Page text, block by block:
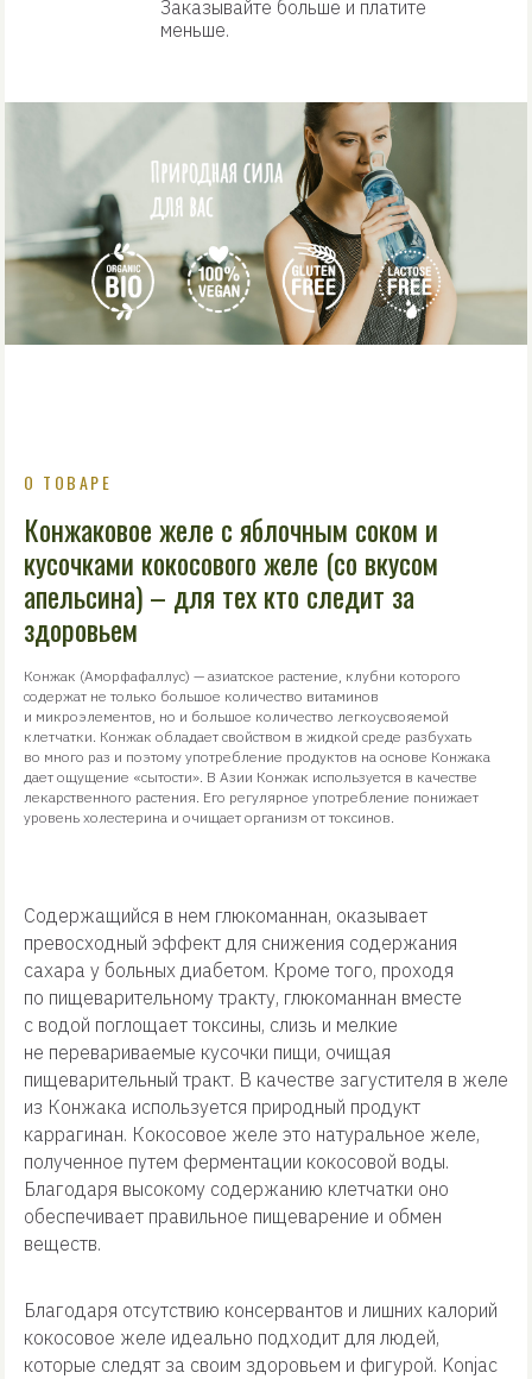
Заказывайте больше и платите
меньше.
О ТОВАРЕ
Конжаковое желе с яблочным соком и
кусочками кокосового желе (со вкусом
апельсина) – для тех кто следит за
здоровьем
Конжак (Аморфафаллус) — азиатское растение, клубни которого
содержат не только большое количество витаминов
и микроэлементов, но и большое количество легкоусвояемой
клетчатки. Конжак обладает свойством в жидкой среде разбухать
во много раз и поэтому употребление продуктов на основе Конжака
дает ощущение «сытости». В Азии Конжак используется в качестве
лекарственного растения. Его регулярное употребление понижает
уровень холестерина и очищает организм от токсинов.
Содержащийся в нем глюкоманнан, оказывает
превосходный эффект для снижения содержания
сахара у больных диабетом. Кроме того, проходя
по пищеварительному тракту, глюкоманнан вместе
с водой поглощает токсины, слизь и мелкие
не перевариваемые кусочки пищи, очищая
пищеварительный тракт. В качестве загустителя в желе
из Конжака используется природный продукт
каррагинан. Кокосовое желе это натуральное желе,
полученное путем ферментации кокосовой воды.
Благодаря высокому содержанию клетчатки оно
обеспечивает правильное пищеварение и обмен
веществ.
Благодаря отсутствию консервантов и лишних калорий
кокосовое желе идеально подходит для людей,
которые следят за своим здоровьем и фигурой. Konjac